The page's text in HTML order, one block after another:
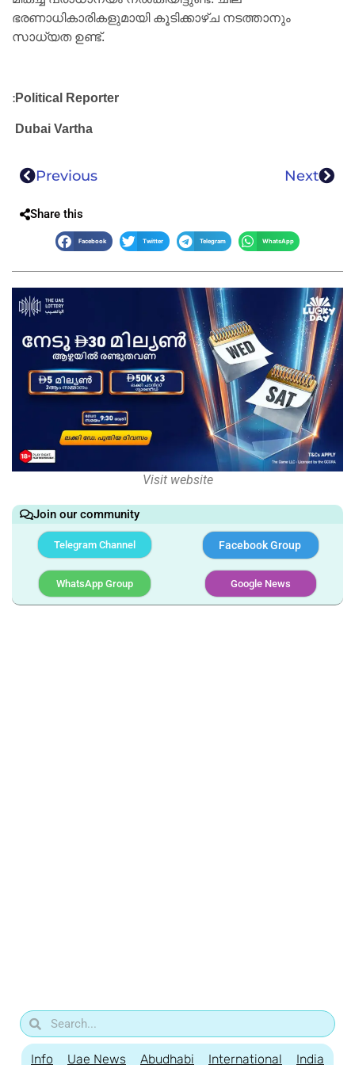
ഭരണാധികാരികളുമായി കൂടിക്കാഴ്ച നടത്താനും
സാധ്യത ഉണ്ട്.
:Political Reporter
Dubai Vartha
Previous Next
Share this
Facebook Twitter Telegram WhatsApp
Visit website
Join our community
Telegram Channel Facebook Group
WhatsApp Group Google News
Info Uae News Abudhabi International India